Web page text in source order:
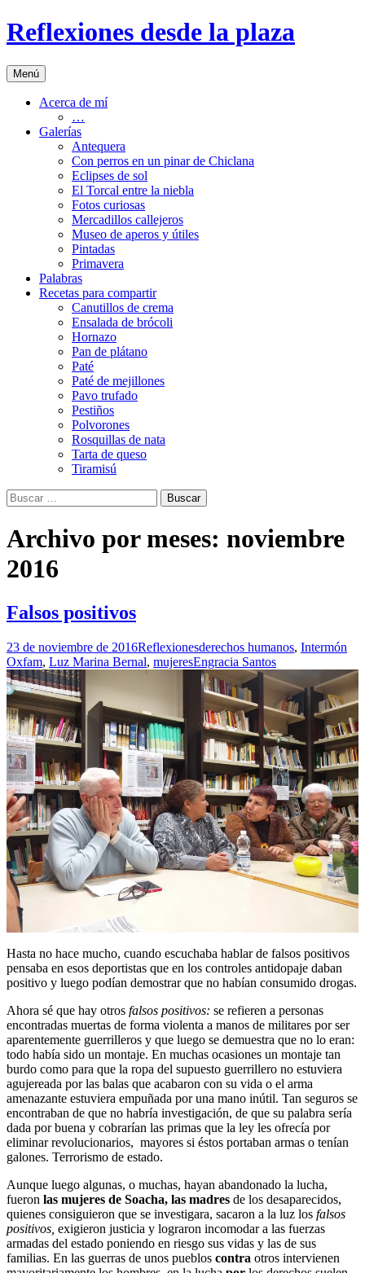
Saltar
al
Reflexiones desde la plaza
Menú
Acerca de mí
…
Galerías
Antequera
Con perros en un pinar de Chiclana
Eclipses de sol
El Torcal entre la niebla
Fotos curiosas
Mercadillos callejeros
Museo de aperos y útiles
Pintadas
Primavera
Palabras
Recetas para compartir
Canutillos de crema
Ensalada de brócoli
Hornazo
Pan de plátano
Paté
Paté de mejillones
Pavo trufado
Pestiños
Polvorones
Rosquillas de nata
Tarta de queso
Tiramisú
Buscar:
Archivo por meses: noviembre
2016
Falsos positivos
23 de noviembre de 2016Reflexionesderechos humanos, Intermón
Oxfam, Luz Marina Bernal, mujeresEngracia Santos
Hasta no hace mucho, cuando escuchaba hablar de falsos positivos
pensaba en esos deportistas que en los controles antidopaje daban
positivo y luego podían demostrar que no habían consumido drogas.
Ahora sé que hay otros falsos positivos: se refieren a personas
encontradas muertas de forma violenta a manos de militares por ser
aparentemente guerrilleros y que luego se demuestra que no lo eran:
todo había sido un montaje. En muchas ocasiones un montaje tan
burdo como para que la ropa del supuesto guerrillero no estuviera
agujereada por las balas que acabaron con su vida o el arma
amenazante estuviera empuñada por una mano inútil. Tan seguros se
encontraban de que no habría investigación, de que su palabra sería
dada por buena y cobrarían las primas que la ley les ofrecía por
eliminar revolucionarios, mayores si éstos portaban armas o tenían
galones. Terrorismo de estado.
Aunque luego algunas, o muchas, hayan abandonado la lucha,
fueron las mujeres de Soacha, las madres de los desaparecidos,
quienes consiguieron que se investigara, sacaron a la luz los falsos
positivos, exigieron justicia y lograron incomodar a las fuerzas
armadas del estado poniendo en riesgo sus vidas y las de sus
familias. En las guerras de unos pueblos contra otros intervienen